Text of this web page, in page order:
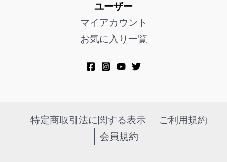
ユーザー
マイアカウント
お気に入り一覧
特定商取引法に関する表示
ご利用規約
会員規約